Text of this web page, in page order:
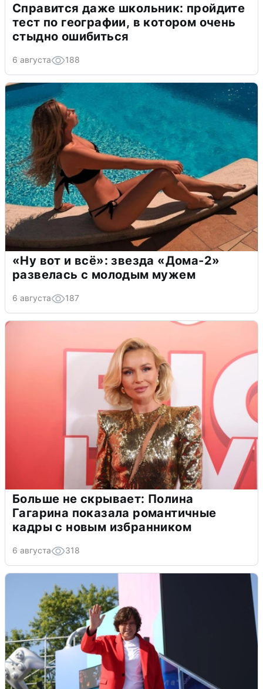
Справится даже школьник: пройдите
тест по географии, в котором очень
стыдно ошибиться
6 августа 188
«Ну вот и всё»: звезда «Дома-2»
развелась с молодым мужем
6 августа 187
Больше не скрывает: Полина
Гагарина показала романтичные
кадры с новым избранником
6 августа 318